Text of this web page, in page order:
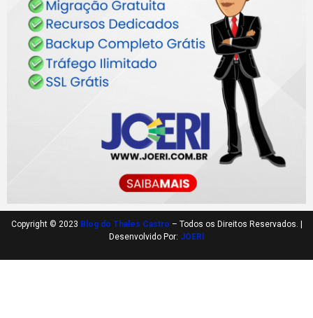
Copyright © 2023 Blog do Thales Castro – Todos os Direitos Reservados. |
Desenvolvido Por: JOERI